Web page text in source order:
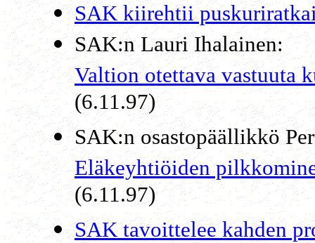
SAK kiirehtii
SAK:n Lauri Ihalainen:
Valtion otettava vastuuta
(6.11.97)
SAK:n osastopäällikkö
Eläkeyhtiöiden
(6.11.97)
SAK tavoittelee kahden